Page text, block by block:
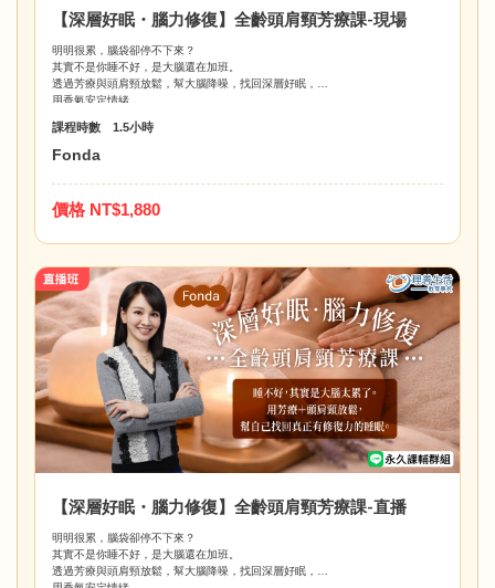
【深層好眠・腦力修復】全齡頭肩頸芳療課-現場
明明很累，腦袋卻停不下來？
其實不是你睡不好，是大腦還在加班。
透過芳療與頭肩頸放鬆，幫大腦降噪，找回深層好眠，
用香氣安定情緒，
課程時數 1.5小時
Fonda
價格 NT$1,880
【深層好眠・腦力修復】全齡頭肩頸芳療課-直播
明明很累，腦袋卻停不下來？
其實不是你睡不好，是大腦還在加班。
透過芳療與頭肩頸放鬆，幫大腦降噪，找回深層好眠，